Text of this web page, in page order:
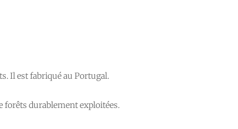
Il est fabriqué au Portugal.
forêts durablement exploitées.